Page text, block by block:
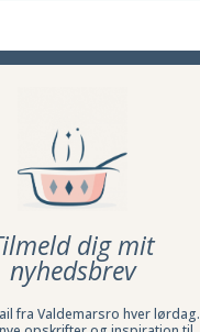
dig mit
nyhedsbrev
fra Valdemarsro hver lørdag.